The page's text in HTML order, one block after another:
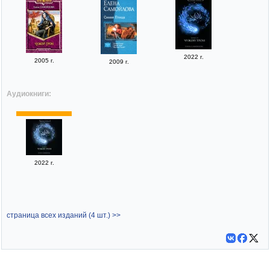
2005 г. 2009 г.
2022 г.
Аудиокниги:
2022 г.
страница всех изданий (4 шт.) >>